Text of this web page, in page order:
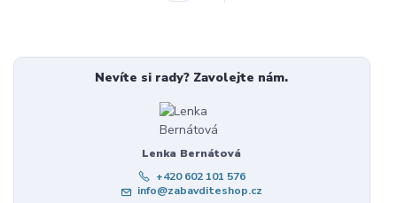
Nevíte si rady? Zavolejte nám.
Lenka Bernátová
+420 602 101 576
info@zabavditeshop.cz